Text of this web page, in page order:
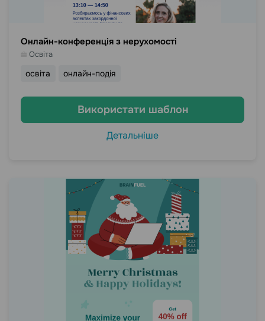
Онлайн-конференція з нерухомості
Освіта
освіта онлайн-подія
Використати шаблон
Детальніше